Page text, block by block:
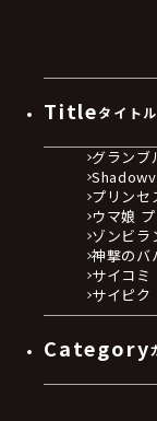
Titleタイト
グランブ
プリンセ
ウマ娘
ゾンビラ
神撃のバ
サイコミ
サイピク
Category